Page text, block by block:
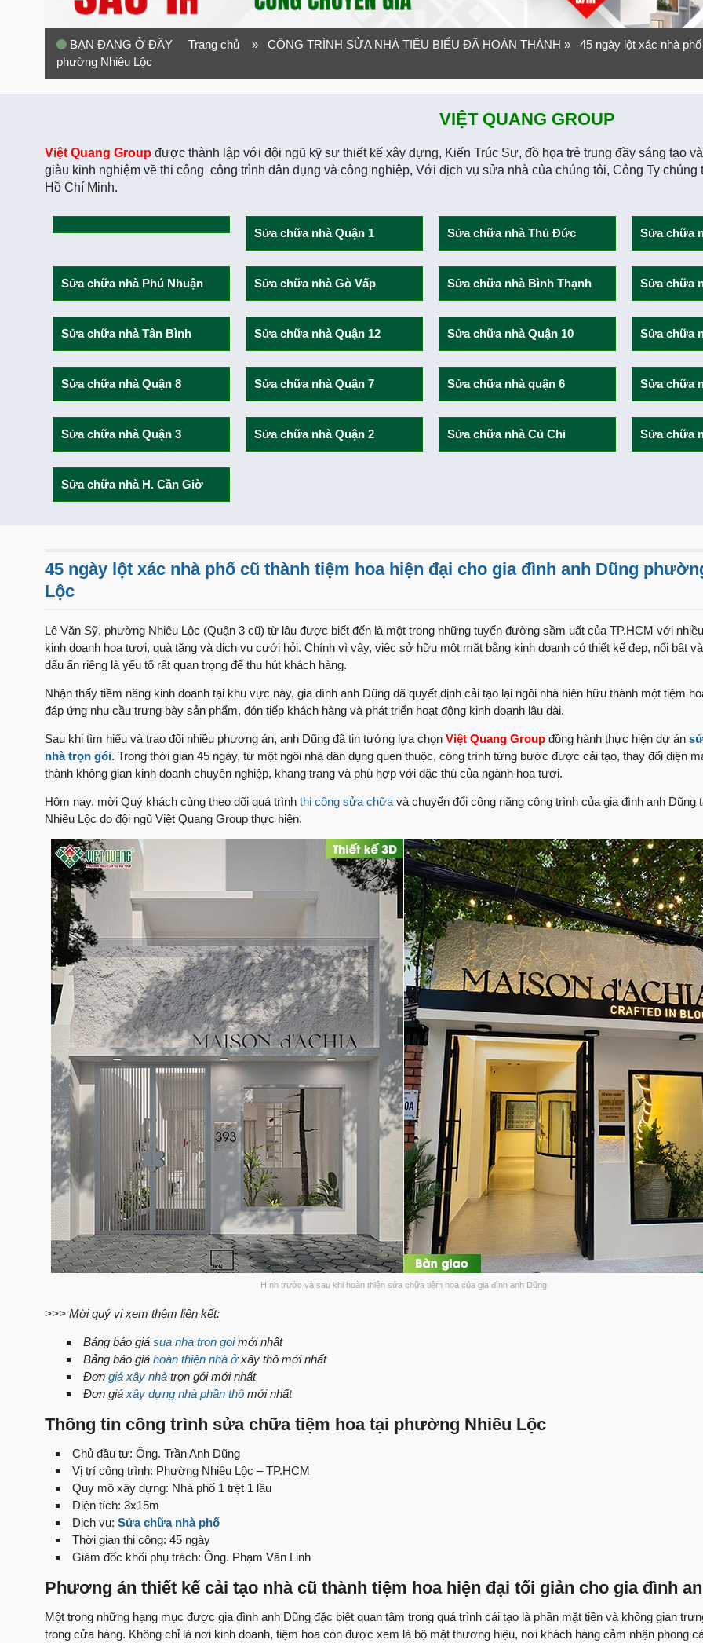
“Nhanh – Gọn –
Quang Group
Bàn giao nhà phố
An dưỡng tuổi già
Lần đầu xây nhà
như thế nào?
Chị Thơm nói gì
Ngày bàn giao –
Nụ cười của anh
Việt Quang Group
Anh Sơn quận 12
Quang Group?
Nhận nhà mới chị
Nhận nhà 1 trệt 2
thi công?
“Nhanh – Đúng
Việt Quang Group
Trọn niềm tin, trao
Sửa chữa nhà phố
Anh Mông ngụ Tây
ngũ Việt Quang
Cảm nghĩ của anh
chữa?
Chủ công ty nước
sau sửa chữa trọn
Ngôi nhà “lột xác
Quang Group?
Nhận nhà mới Anh
Group như thế
Nhận xét trực tiếp
thượng phường
60 ngày lột xác
Anh An có cảm
Việt Quang xây dựng
Sửa nhà cùng
Lắng nghe ý kiến
dựng
Những ý kiến của
Quang Group
Bàn giao nhà phố
Bàn giao nhà |
Review nhà |
Bàn giao nhà phố
Anh Tiến Quận 12
trình thi công xây
Bác sĩ Khôi chia
Những chi sẻ
Trao tay tổ ấm |
Nhân đôi niềm vui
Bàn giao nhà phố
Sửa chữa nhà phố
9.5/10 số điểm gần
BẠN ĐANG Ở ĐÂY Trang chủ » CÔNG TRÌNH SỬA NHÀ TIÊU BIỂU ĐÃ HOÀN THÀNH » 45 ngày lột xác nhà phố
phường Nhiêu Lộc
VIỆT QUANG GROUP
Việt Quang Group được thành lập với đội ngũ kỹ sư thiết kế xây dựng, Kiến Trúc Sư, đồ họa trẻ trung đầy sáng tạo
giàu kinh nghiệm về thi công công trình dân dụng và công nghiệp, Với dịch vụ sửa nhà của chúng tôi, Công Ty
Hồ Chí Minh.
Sửa chữa nhà Quận 1 Sửa chữa nhà Thủ Đức Sửa chữa
Sửa chữa nhà Phú Nhuận Sửa chữa nhà Gò Vấp Sửa chữa nhà Bình Thạnh Sửa chữa
Sửa chữa nhà Tân Bình Sửa chữa nhà Quận 12 Sửa chữa nhà Quận 10 Sửa chữa
Sửa chữa nhà Quận 8 Sửa chữa nhà Quận 7 Sửa chữa nhà quận 6 Sửa chữa
Sửa chữa nhà Quận 3 Sửa chữa nhà Quận 2 Sửa chữa nhà Củ Chi Sửa chữa
Sửa chữa nhà H. Cần Giờ
45 ngày lột xác nhà phố cũ thành tiệm hoa hiện đại cho gia đình anh Dũng
Lộc
Lê Văn Sỹ, phường Nhiêu Lộc (Quận 3 cũ) từ lâu được biết đến là một trong những tuyến đường sầm uất của TP.HCM với
kinh doanh hoa tươi, quà tặng và dịch vụ cưới hỏi. Chính vì vậy, việc sở hữu một mặt bằng kinh doanh có thiết kế đẹp, nổi bật
dấu ấn riêng là yếu tố rất quan trọng để thu hút khách hàng.
Nhận thấy tiềm năng kinh doanh tại khu vực này, gia đình anh Dũng đã quyết định cải tạo lại ngôi nhà hiện hữu thành một tiệm
đáp ứng nhu cầu trưng bày sản phẩm, đón tiếp khách hàng và phát triển hoạt động kinh doanh lâu dài.
Sau khi tìm hiểu và trao đổi nhiều phương án, anh Dũng đã tin tưởng lựa chọn Việt Quang Group đồng hành thực hiện dự án
nhà trọn gói. Trong thời gian 45 ngày, từ một ngôi nhà dân dụng quen thuộc, công trình từng bước được cải tạo, thay đổi diện
thành không gian kinh doanh chuyên nghiệp, khang trang và phù hợp với đặc thù của ngành hoa tươi.
Hôm nay, mời Quý khách cùng theo dõi quá trình thi công sửa chữavà chuyển đổi công năng công trình của gia đình anh Dũng
Nhiêu Lộc do đội ngũ Việt Quang Group thực hiện.
Hình trước và sau khi hoàn thiện sửa chữa tiệm hoa của gia đình anh Dũng
>>> Mời quý vị xem thêm liên kết:
Bảng báo giá sua nha tron goimới nhất
Bảng báo giá hoàn thiện nhà ởxây thô mới nhất
Đơn giá xây nhà trọn gói mới nhất
Đơn giáxây dựng nhà phần thô mới nhất
Thông tin công trình sửa chữa tiệm hoa tại phường Nhiêu Lộc
Chủ đầu tư: Ông. Trần Anh Dũng
Vị trí công trình: Phường Nhiêu Lộc – TP.HCM
Quy mô xây dựng: Nhà phố 1 trệt 1 lầu
Diện tích: 3x15m
Dịch vụ: Sửa chữa nhà phố
Thời gian thi công: 45 ngày
Giám đốc khối phụ trách: Ông. Phạm Văn Linh
Phương án thiết kế cải tạo nhà cũ thành tiệm hoa hiện đại tối giản cho gia đình
Một trong những hạng mục được gia đình anh Dũng đặc biệt quan tâm trong quá trình cải tạo là phần mặt tiền và không gian
trong cửa hàng. Không chỉ là nơi kinh doanh, tiệm hoa còn được xem là bộ mặt thương hiệu, nơi khách hàng cảm nhận phong